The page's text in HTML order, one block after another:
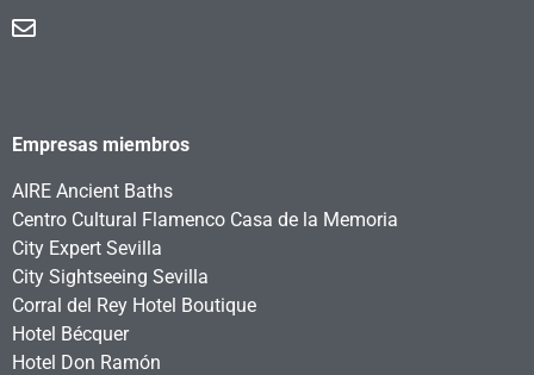
Empresas miembros
AIRE Ancient Baths
Centro Cultural Flamenco Casa de la Memoria
City Expert Sevilla
City Sightseeing Sevilla
Corral del Rey Hotel Boutique
Hotel Bécquer
Hotel Don Ramón